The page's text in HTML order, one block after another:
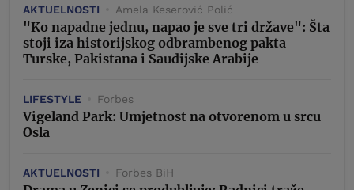
AKTUELNOSTI Amela Keserović Polić
"Ko napadne jednu, napao je sve tri države": Šta
stoji iza historijskog odbrambenog pakta
Turske, Pakistana i Saudijske Arabije
LIFESTYLE Forbes
Vigeland Park: Umjetnost na otvorenom u srcu
Osla
AKTUELNOSTI Forbes BiH